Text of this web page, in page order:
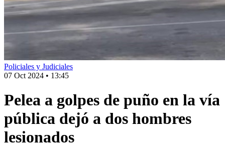
Policiales y Judiciales
07 Oct 2024 • 13:45
Pelea a golpes de puño en la vía
pública dejó a dos hombres
lesionados